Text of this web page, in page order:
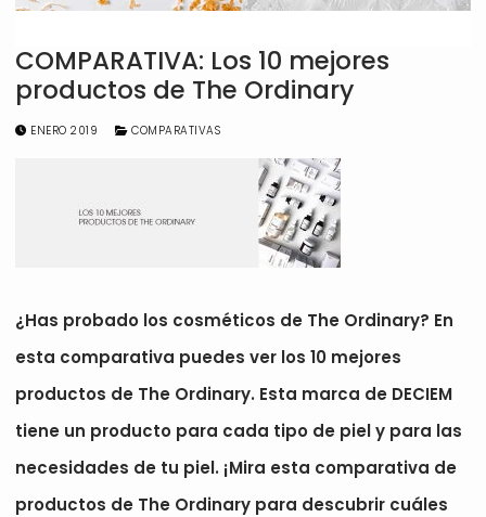
COMPARATIVA: Los 10 mejores
productos de The Ordinary
ENERO 2019 COMPARATIVAS
¿Has probado los cosméticos de The Ordinary? En
esta comparativa puedes ver los 10 mejores
productos de The Ordinary. Esta marca de DECIEM
tiene un producto para cada tipo de piel y para las
necesidades de tu piel. ¡Mira esta comparativa de
productos de The Ordinary para descubrir cuáles